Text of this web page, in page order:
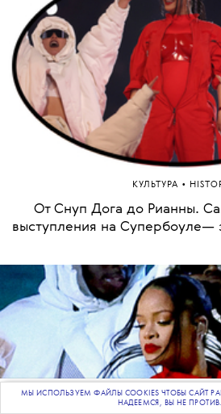
ПОДПИСЫВАЙТЕСЬНА НАШУ
КУЛЬТУРА •
От Снуп Дога до Рианны.
выступления на Супербоуле—
МЫ ИСПОЛЬЗУЕМ ФАЙЛЫ COOKIES ЧТОБЫ САЙТ
НАДЕЕМСЯ, ВЫ НЕ ПРОТИВ.